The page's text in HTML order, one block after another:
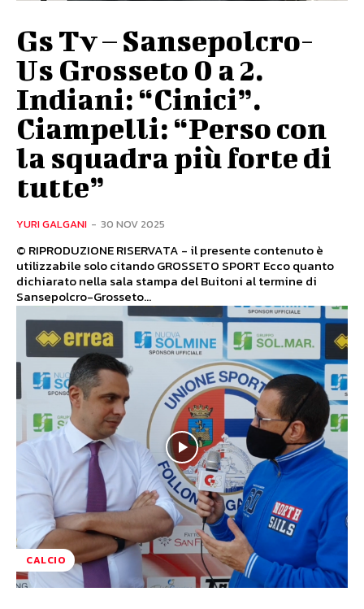
Gs Tv – Sansepolcro-
Us Grosseto 0 a 2.
Indiani: “Cinici”.
Ciampelli: “Perso con
la squadra più forte di
tutte”
YURI GALGANI - 30 NOV 2025
© RIPRODUZIONE RISERVATA - il presente contenuto è
utilizzabile solo citando GROSSETO SPORT Ecco quanto
dichiarato nella sala stampa del Buitoni al termine di
Sansepolcro-Grosseto...
CALCIO